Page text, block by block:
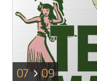
07 09